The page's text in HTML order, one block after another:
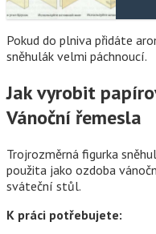
Pokud do plniva přidáte
sněhulák velmi páchnoucí.
Jak vyrobit
Vánoční řemesla
Trojrozměrná figurka
použita jako ozdoba
sváteční stůl.
K práci potřebujete: